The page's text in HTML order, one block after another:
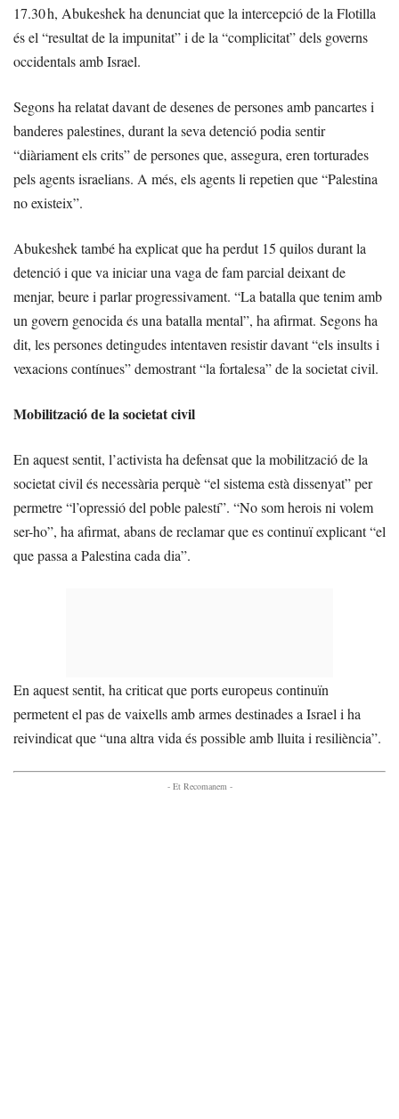
17.30 h, Abukeshek ha denunciat que la intercepció de la Flotilla
és el “resultat de la impunitat” i de la “complicitat” dels governs
occidentals amb Israel.
Segons ha relatat davant de desenes de persones amb pancartes i
banderes palestines, durant la seva detenció podia sentir
“diàriament els crits” de persones que, assegura, eren torturades
pels agents israelians. A més, els agents li repetien que “Palestina
no existeix”.
Abukeshek també ha explicat que ha perdut 15 quilos durant la
detenció i que va iniciar una vaga de fam parcial deixant de
menjar, beure i parlar progressivament. “La batalla que tenim amb
un govern genocida és una batalla mental”, ha afirmat. Segons ha
dit, les persones detingudes intentaven resistir davant “els insults i
vexacions contínues” demostrant “la fortalesa” de la societat civil.
Mobilització de la societat civil
En aquest sentit, l’activista ha defensat que la mobilització de la
societat civil és necessària perquè “el sistema està dissenyat” per
permetre “l’opressió del poble palestí”. “No som herois ni volem
ser-ho”, ha afirmat, abans de reclamar que es continuï explicant “el
que passa a Palestina cada dia”.
En aquest sentit, ha criticat que ports europeus continuïn
permetent el pas de vaixells amb armes destinades a Israel i ha
reivindicat que “una altra vida és possible amb lluita i resiliència”.
- Et Recomanem -